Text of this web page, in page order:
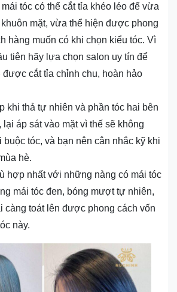
tóc có thể cắt tỉa khéo léo để vừa
mặt, vừa thể hiện được phong
hàng muốn có khi chọn kiểu tóc. Vì
tiên hãy lựa chọn salon uy tín để
được cắt tỉa chỉnh chu, hoàn hảo
khi thả tự nhiên và phần tóc hai bên
lại áp sát vào mặt vì thế sẽ không
buộc tóc, và bạn nên cân nhắc kỹ khi
hè.
hợp nhất với những nàng có mái tóc
mái tóc đen, bóng mượt tự nhiên,
càng toát lên được phong cách vốn
này.